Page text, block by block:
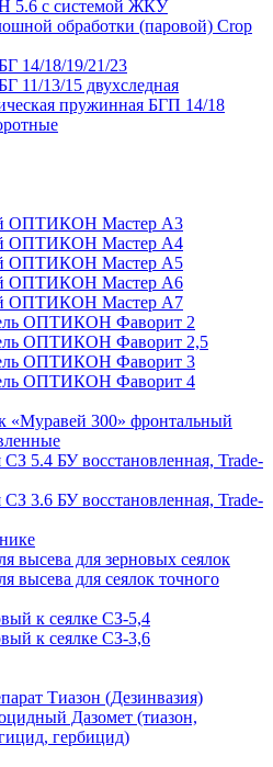
5.6 с системой ЖКУ
обработки (паровой) Crop
14/18/19/21/23
11/13/15 двухследная
пружинная БГП 14/18
ОПТИКОН Мастер А3
ОПТИКОН Мастер А4
ОПТИКОН Мастер А5
ОПТИКОН Мастер А6
ОПТИКОН Мастер А7
ОПТИКОН Фаворит 2
ОПТИКОН Фаворит 2,5
ОПТИКОН Фаворит 3
ОПТИКОН Фаворит 4
«Муравей 300» фронтальный
СЗ 5.4 БУ восстановленная, Trade-
СЗ 3.6 БУ восстановленная, Trade-
высева для зерновых сеялок
высева для сеялок точного
к сеялке СЗ-5,4
к сеялке СЗ-3,6
Тиазон (Дезинвазия)
Дазомет (тиазон,
гербицид)